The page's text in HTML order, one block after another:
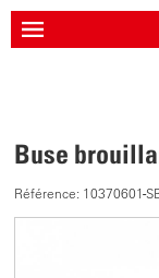
Buse
Référence: 10370601-